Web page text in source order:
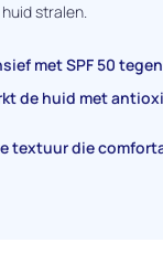
stralen.
met SPF 50
de huid met
textuur die